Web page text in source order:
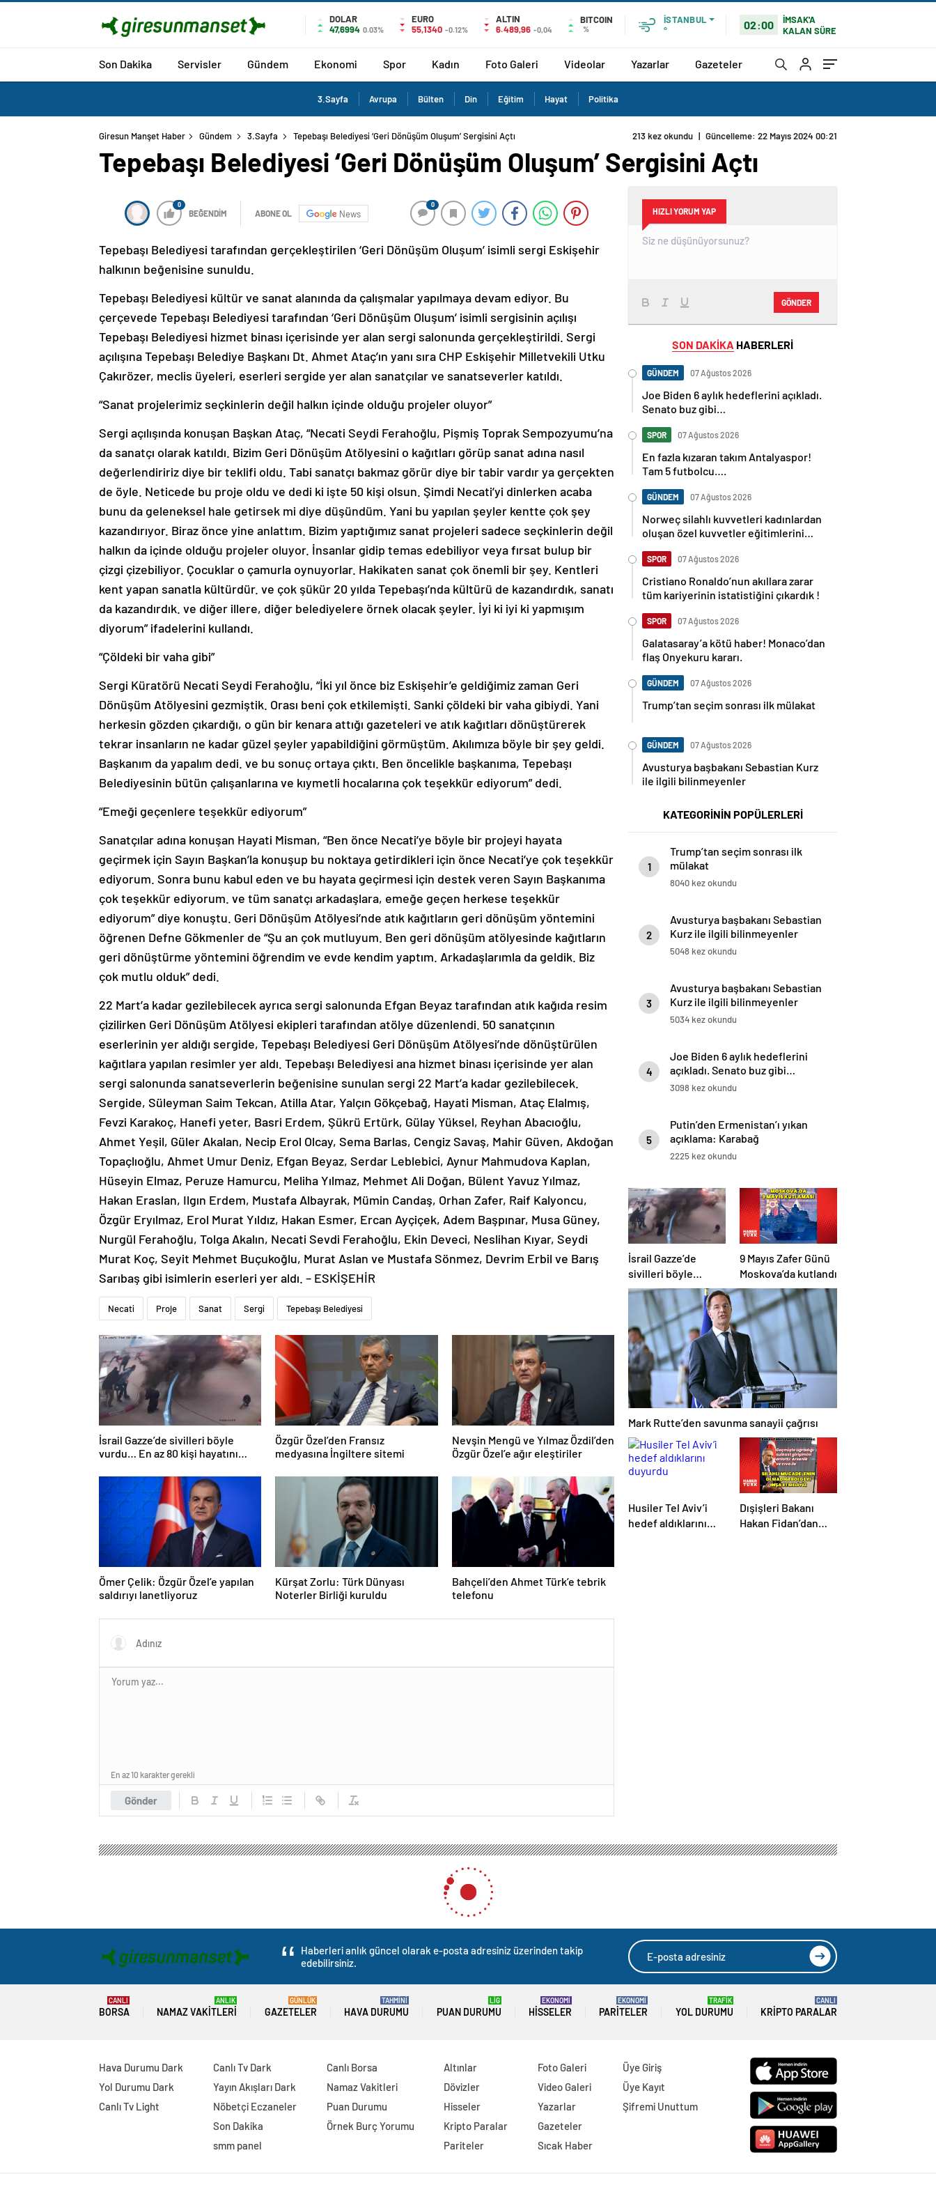
DOLAR
47,6994 0.03%
EURO
55,1340 -0.12%
ALTIN
6.489,96 -0,04
BITCOIN
%
İSTANBUL
°
02:00
İMSAK'A
KALAN SÜRE
Son Dakika Servisler Gündem Ekonomi Spor Kadın Foto Galeri Videolar Yazarlar Gazeteler
3.Sayfa Avrupa Bülten Din Eğitim Hayat Politika
Giresun Manşet Haber Gündem 3.Sayfa Tepebaşı Belediyesi ‘Geri Dönüşüm Oluşum’ Sergisini Açtı 213 kez okundu | Güncelleme: 22 Mayıs 2024 00:21
Tepebaşı Belediyesi ‘Geri Dönüşüm Oluşum’ Sergisini Açtı
0
BEĞENDİM ABONE OL News
0
Tepebaşı Belediyesi tarafından gerçekleştirilen ‘Geri Dönüşüm Oluşum’ isimli sergi Eskişehir
halkının beğenisine sunuldu.
Tepebaşı Belediyesi kültür ve sanat alanında da çalışmalar yapılmaya devam ediyor. Bu
çerçevede Tepebaşı Belediyesi tarafından ‘Geri Dönüşüm Oluşum’ isimli sergisinin açılışı
Tepebaşı Belediyesi hizmet binası içerisinde yer alan sergi salonunda gerçekleştirildi. Sergi
açılışına Tepebaşı Belediye Başkanı Dt. Ahmet Ataç’ın yanı sıra CHP Eskişehir Milletvekili Utku
Çakırözer, meclis üyeleri, eserleri sergide yer alan sanatçılar ve sanatseverler katıldı.
“Sanat projelerimiz seçkinlerin değil halkın içinde olduğu projeler oluyor”
Sergi açılışında konuşan Başkan Ataç, “Necati Seydi Ferahoğlu, Pişmiş Toprak Sempozyumu’na
da sanatçı olarak katıldı. Bizim Geri Dönüşüm Atölyesini o kağıtları görüp sanat adına nasıl
değerlendiririz diye bir teklifi oldu. Tabi sanatçı bakmaz görür diye bir tabir vardır ya gerçekten
de öyle. Neticede bu proje oldu ve dedi ki işte 50 kişi olsun. Şimdi Necati’yi dinlerken acaba
bunu da geleneksel hale getirsek mi diye düşündüm. Yani bu yapılan şeyler kentte çok şey
kazandırıyor. Biraz önce yine anlattım. Bizim yaptığımız sanat projeleri sadece seçkinlerin değil
halkın da içinde olduğu projeler oluyor. İnsanlar gidip temas edebiliyor veya fırsat bulup bir
çizgi çizebiliyor. Çocuklar o çamurla oynuyorlar. Hakikaten sanat çok önemli bir şey. Kentleri
kent yapan sanatla kültürdür. ve çok şükür 20 yılda Tepebaşı’nda kültürü de kazandırdık, sanatı
da kazandırdık. ve diğer illere, diğer belediyelere örnek olacak şeyler. İyi ki iyi ki yapmışım
diyorum” ifadelerini kullandı.
“Çöldeki bir vaha gibi”
Sergi Küratörü Necati Seydi Ferahoğlu, “İki yıl önce biz Eskişehir’e geldiğimiz zaman Geri
Dönüşüm Atölyesini gezmiştik. Orası beni çok etkilemişti. Sanki çöldeki bir vaha gibiydi. Yani
herkesin gözden çıkardığı, o gün bir kenara attığı gazeteleri ve atık kağıtları dönüştürerek
tekrar insanların ne kadar güzel şeyler yapabildiğini görmüştüm. Akılımıza böyle bir şey geldi.
Başkanım da yapalım dedi. ve bu sonuç ortaya çıktı. Ben öncelikle başkanıma, Tepebaşı
Belediyesinin bütün çalışanlarına ve kıymetli hocalarına çok teşekkür ediyorum” dedi.
“Emeği geçenlere teşekkür ediyorum”
Sanatçılar adına konuşan Hayati Misman, “Ben önce Necati’ye böyle bir projeyi hayata
geçirmek için Sayın Başkan’la konuşup bu noktaya getirdikleri için önce Necati’ye çok teşekkür
ediyorum. Sonra bunu kabul eden ve bu hayata geçirmesi için destek veren Sayın Başkanıma
çok teşekkür ediyorum. ve tüm sanatçı arkadaşlara, emeğe geçen herkese teşekkür
ediyorum” diye konuştu. Geri Dönüşüm Atölyesi’nde atık kağıtların geri dönüşüm yöntemini
öğrenen Defne Gökmenler de “Şu an çok mutluyum. Ben geri dönüşüm atölyesinde kağıtların
geri dönüştürme yöntemini öğrendim ve evde kendim yaptım. Arkadaşlarımla da geldik. Biz
çok mutlu olduk” dedi.
22 Mart’a kadar gezilebilecek ayrıca sergi salonunda Efgan Beyaz tarafından atık kağıda resim
çizilirken Geri Dönüşüm Atölyesi ekipleri tarafından atölye düzenlendi. 50 sanatçının
eserlerinin yer aldığı sergide, Tepebaşı Belediyesi Geri Dönüşüm Atölyesi’nde dönüştürülen
kağıtlara yapılan resimler yer aldı. Tepebaşı Belediyesi ana hizmet binası içerisinde yer alan
sergi salonunda sanatseverlerin beğenisine sunulan sergi 22 Mart’a kadar gezilebilecek.
Sergide, Süleyman Saim Tekcan, Atilla Atar, Yalçın Gökçebağ, Hayati Misman, Ataç Elalmış,
Fevzi Karakoç, Hanefi yeter, Basri Erdem, Şükrü Ertürk, Gülay Yüksel, Reyhan Abacıoğlu,
Ahmet Yeşil, Güler Akalan, Necip Erol Olcay, Sema Barlas, Cengiz Savaş, Mahir Güven, Akdoğan
Topaçlıoğlu, Ahmet Umur Deniz, Efgan Beyaz, Serdar Leblebici, Aynur Mahmudova Kaplan,
Hüseyin Elmaz, Peruze Hamurcu, Meliha Yılmaz, Mehmet Ali Doğan, Bülent Yavuz Yılmaz,
Hakan Eraslan, Ilgın Erdem, Mustafa Albayrak, Mümin Candaş, Orhan Zafer, Raif Kalyoncu,
Özgür Eryılmaz, Erol Murat Yıldız, Hakan Esmer, Ercan Ayçiçek, Adem Başpınar, Musa Güney,
Nurgül Ferahoğlu, Tolga Akalın, Necati Sevdi Ferahoğlu, Ekin Deveci, Neslihan Kıyar, Seydi
Murat Koç, Seyit Mehmet Buçukoğlu, Murat Aslan ve Mustafa Sönmez, Devrim Erbil ve Barış
Sarıbaş gibi isimlerin eserleri yer aldı. – ESKİŞEHİR
Necati Proje Sanat Sergi Tepebaşı Belediyesi
İsrail Gazze’de sivilleri böyle
vurdu… En az 80 kişi hayatını
Özgür Özel’den Fransız
medyasına İngiltere sitemi
Nevşin Mengü ve Yılmaz Özdil’den
Özgür Özel’e ağır eleştiriler
Ömer Çelik: Özgür Özel’e yapılan
saldırıyı lanetliyoruz
Kürşat Zorlu: Türk Dünyası
Noterler Birliği kuruldu
Bahçeli’den Ahmet Türk’e tebrik
telefonu
Gönder
En az 10 karakter gerekli
HIZLI YORUM YAP
GÖNDER
SON DAKİKA HABERLERİ
GÜNDEM 07 Ağustos 2026
Joe Biden 6 aylık hedeflerini açıkladı.
Senato buz gibi…
SPOR 07 Ağustos 2026
En fazla kızaran takım Antalyaspor!
Tam 5 futbolcu….
GÜNDEM 07 Ağustos 2026
Norweç silahlı kuvvetleri kadınlardan
oluşan özel kuvvetler eğitimlerini
SPOR 07 Ağustos 2026
Cristiano Ronaldo’nun akıllara zarar
tüm kariyerinin istatistiğini çıkardık !
SPOR 07 Ağustos 2026
Galatasaray’a kötü haber! Monaco’dan
flaş Onyekuru kararı.
GÜNDEM 07 Ağustos 2026
Trump’tan seçim sonrası ilk mülakat
GÜNDEM 07 Ağustos 2026
Avusturya başbakanı Sebastian Kurz
ile ilgili bilinmeyenler
KATEGORİNİN POPÜLERLERİ
1
Trump’tan seçim sonrası ilk
mülakat
8040 kez okundu
2
Avusturya başbakanı Sebastian
Kurz ile ilgili bilinmeyenler
5048 kez okundu
3
Avusturya başbakanı Sebastian
Kurz ile ilgili bilinmeyenler
5034 kez okundu
4
Joe Biden 6 aylık hedeflerini
açıkladı. Senato buz gibi…
3098 kez okundu
5
Putin’den Ermenistan’ı yıkan
açıklama: Karabağ
Azerbaycan’ın ayrılmaz bir
2225 kez okundu
İsrail Gazze’de
sivilleri böyle
vurdu… En az 80
kişi hayatını
kaybetti
9 Mayıs Zafer Günü
Moskova’da kutlandı
Mark Rutte’den savunma sanayii çağrısı
Husiler Tel Aviv’i
hedef aldıklarını
Dışişleri Bakanı
Hakan Fidan’dan
Haberleri anlık güncel olarak e-posta adresiniz üzerinden takip
edebilirsiniz.
BORSA
CANLI
NAMAZ VAKITLERI
ANLIK
GAZETELER
GÜNLÜK
HAVA DURUMU
TAHMİNİ
PUAN DURUMU
LİG
HISSELER
EKONOMİ
PARITELER
EKONOMİ
YOL DURUMU
TRAFİK
KRIPTO PARALAR
CANLI
Hava Durumu Dark
Yol Durumu Dark
Canlı Tv Light
Canlı Tv Dark
Yayın Akışları Dark
Nöbetçi Eczaneler
Son Dakika
smm panel
Canlı Borsa
Namaz Vakitleri
Puan Durumu
Örnek Burç Yorumu
Altınlar
Dövizler
Hisseler
Kripto Paralar
Pariteler
Foto Galeri
Video Galeri
Yazarlar
Gazeteler
Sıcak Haber
Üye Giriş
Üye Kayıt
Şifremi Unuttum